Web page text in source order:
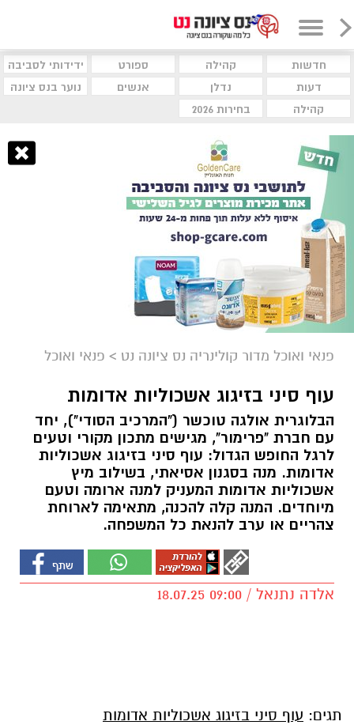
חדשות קהילה ספורט
ידידותי לסביבה
דעות
נדלן אנשים
נוער בנס ציונה
קהילה
בחירות 2026
פנאי ואוכל מדור קולינריה נס ציונה נט > פנאי ואוכל
עוף סיני בזיגוג אשכוליות אדומות
הבלוגרית אולגה טוכשר ("המרכיב הסודי"), יחד
עם חברת "פרימור", מגישים מתכון מקורי וטעים
לרגל החופש הגדול: עוף סיני בזיגוג אשכוליות
אדומות. מנה בסגנון אסיאתי, בשילוב מיץ
אשכוליות אדומות המעניק למנה ארומה וטעם
מיוחדים. המנה קלה להכנה, מתאימה לארוחת
צהריים או ערב להנאת כל המשפחה.
אלדה נתנאל / 09:00 18.07.25
תגים: עוף סיני בזיגוג אשכוליות אדומות